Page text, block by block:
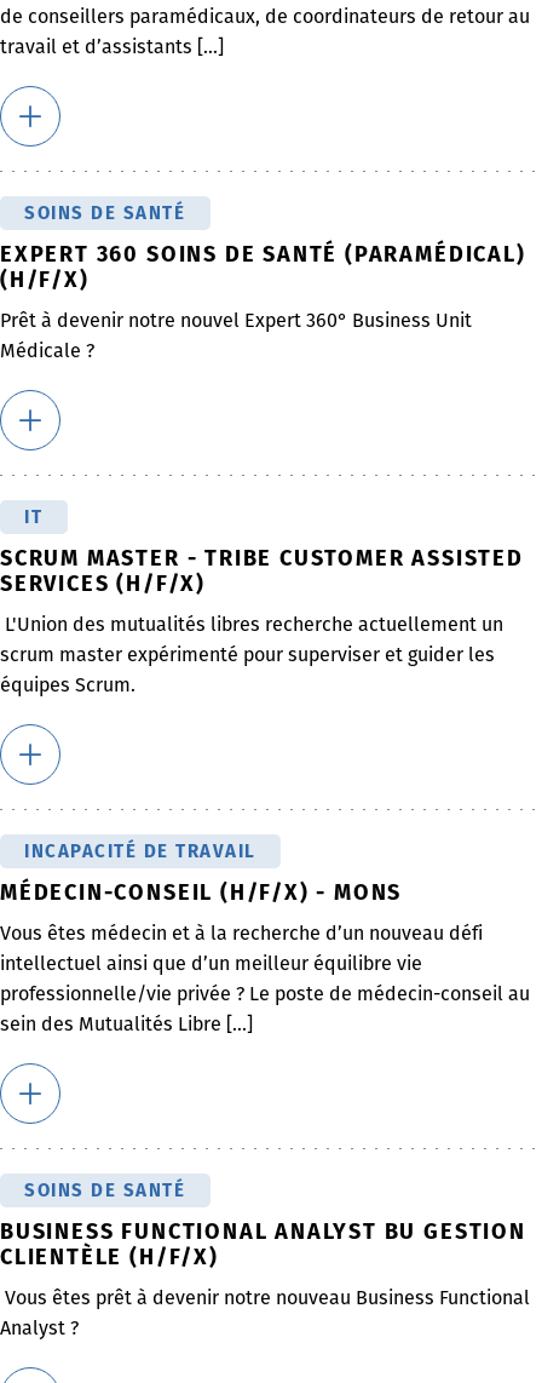
de conseillers paramédicaux, de coordinateurs de retour au
travail et d’assistants [...]
SOINS DE SANTÉ
EXPERT 360 SOINS DE SANTÉ (PARAMÉDICAL)
(H/F/X)
Prêt à devenir notre nouvel Expert 360° Business Unit
Médicale ?
IT
SCRUM MASTER - TRIBE CUSTOMER ASSISTED
SERVICES (H/F/X)
L'Union des mutualités libres recherche actuellement un
scrum master expérimenté pour superviser et guider les
équipes Scrum.
INCAPACITÉ DE TRAVAIL
MÉDECIN-CONSEIL (H/F/X) - MONS
Vous êtes médecin et à la recherche d’un nouveau défi
intellectuel ainsi que d’un meilleur équilibre vie
professionnelle/vie privée ? Le poste de médecin-conseil au
sein des Mutualités Libre [...]
SOINS DE SANTÉ
BUSINESS FUNCTIONAL ANALYST BU GESTION
CLIENTÈLE (H/F/X)
Vous êtes prêt à devenir notre nouveau Business Functional
Analyst ?